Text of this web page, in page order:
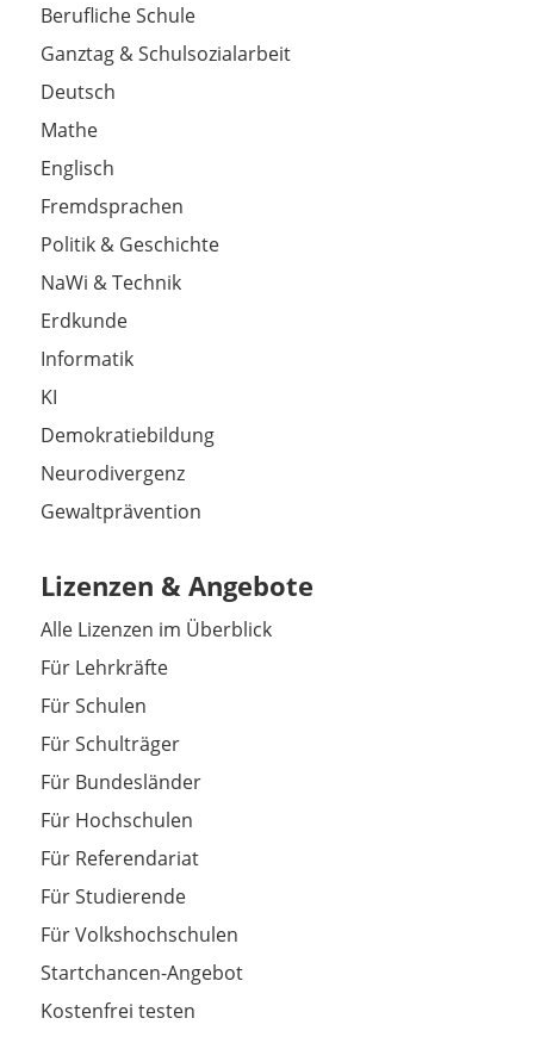
Berufliche Schule
Ganztag & Schulsozialarbeit
Deutsch
Mathe
Englisch
Fremdsprachen
Politik & Geschichte
NaWi & Technik
Erdkunde
Informatik
KI
Demokratiebildung
Neurodivergenz
Gewaltprävention
Lizenzen & Angebote
Alle Lizenzen im Überblick
Für Lehrkräfte
Für Schulen
Für Schulträger
Für Bundesländer
Für Hochschulen
Für Referendariat
Für Studierende
Für Volkshochschulen
Startchancen-Angebot
Kostenfrei testen